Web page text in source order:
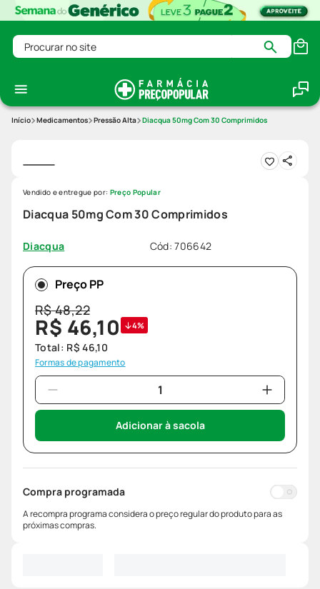
Procurar no site
Medicamentos Pressão Alta Diacqua 50mg Com 30 Comprimidos
Diacqua 50mg Com 30 Comprimidos
Diacqua Cód:706642
Vendido e entregue por: Preço Popular
Preço PP
R$48,22
R$ 46,10 4%
Total: R$ 46,10
Formas de pagamento
Adicionar à sacola
Compra programada
A recompra programa considera o preço regular do produto para as
próximas compras.